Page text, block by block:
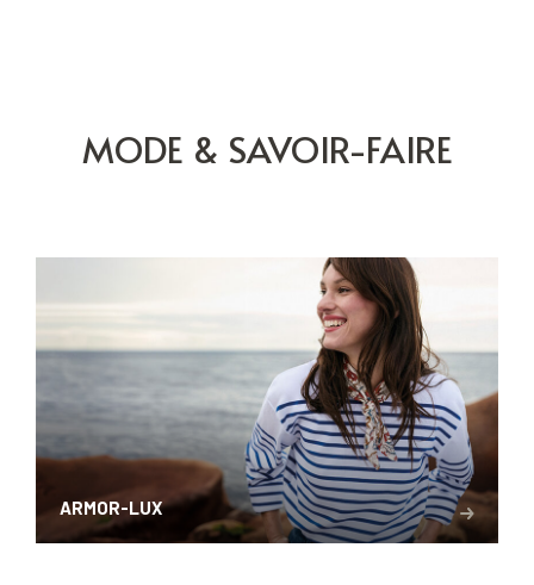
MODE & SAVOIR-FAIRE
ARMOR-LUX